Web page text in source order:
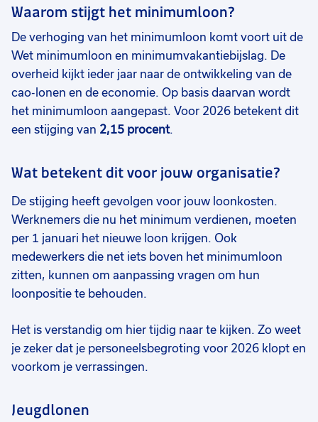
Waarom stijgt het minimumloon?
De verhoging van het minimumloon komt voort uit de
Wet minimumloon en minimumvakantiebijslag. De
overheid kijkt ieder jaar naar de ontwikkeling van de
cao-lonen en de economie. Op basis daarvan wordt
het minimumloon aangepast. Voor 2026 betekent dit
een stijging van 2,15 procent.
Wat betekent dit voor jouw organisatie?
De stijging heeft gevolgen voor jouw loonkosten.
Werknemers die nu het minimum verdienen, moeten
per 1 januari het nieuwe loon krijgen. Ook
medewerkers die net iets boven het minimumloon
zitten, kunnen om aanpassing vragen om hun
loonpositie te behouden.
Het is verstandig om hier tijdig naar te kijken. Zo weet
je zeker dat je personeelsbegroting voor 2026 klopt en
voorkom je verrassingen.
Jeugdlonen